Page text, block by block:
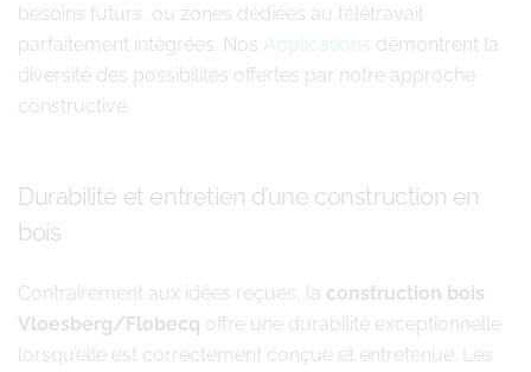
besoins futurs, ou zones dédiées au télétravail
parfaitement intégrées. Nos Applications démontrent la
diversité des possibilités offertes par notre approche
constructive.
Durabilité et entretien d’une construction en
bois
Contrairement aux idées reçues, la construction bois
Vloesberg/Flobecq offre une durabilité exceptionnelle
lorsqu’elle est correctement conçue et entretenue. Les